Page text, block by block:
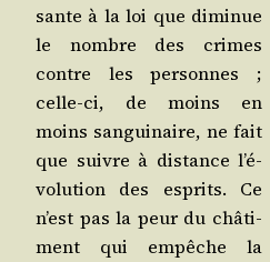
sante à la loi que dimi­nue
le nombre des crimes
contre les per­sonnes ;
celle-ci, de moins en
moins san­gui­naire, ne fait
que suivre à dis­tance l’é­
vo­lu­tion des esprits. Ce
n’est pas la peur du châ­ti­
ment qui empêche la